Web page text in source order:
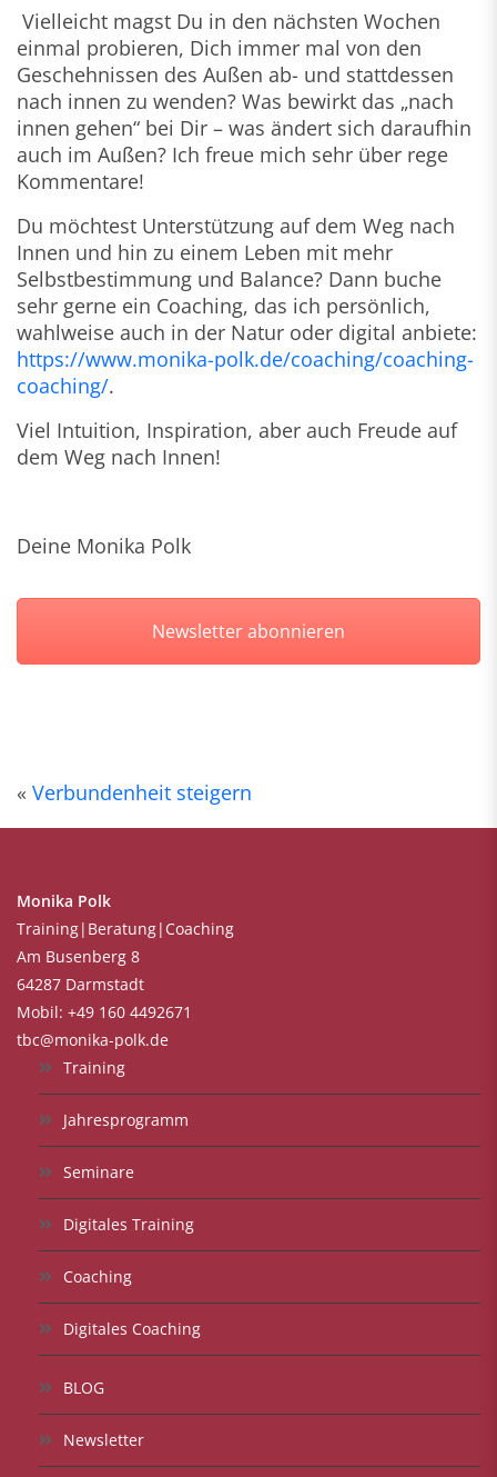
Vielleicht magst Du in den nächsten Wochen
einmal probieren, Dich immer mal von den
Geschehnissen des Außen ab- und stattdessen
nach innen zu wenden? Was bewirkt das „nach
innen gehen“ bei Dir – was ändert sich daraufhin
auch im Außen? Ich freue mich sehr über rege
Kommentare!
Du möchtest Unterstützung auf dem Weg nach
Innen und hin zu einem Leben mit mehr
Selbstbestimmung und Balance? Dann buche
sehr gerne ein Coaching, das ich persönlich,
wahlweise auch in der Natur oder digital anbiete:
https://www.monika-polk.de/coaching/coaching-
coaching/.
Viel Intuition, Inspiration, aber auch Freude auf
dem Weg nach Innen!
Deine Monika Polk
Newsletter abonnieren
« Verbundenheit steigern
Monika Polk
Training|Beratung|Coaching
Am Busenberg 8
64287 Darmstadt
Mobil: +49 160 4492671
tbc@monika-polk.de
Training
Jahresprogramm
Seminare
Digitales Training
Coaching
Digitales Coaching
BLOG
Newsletter